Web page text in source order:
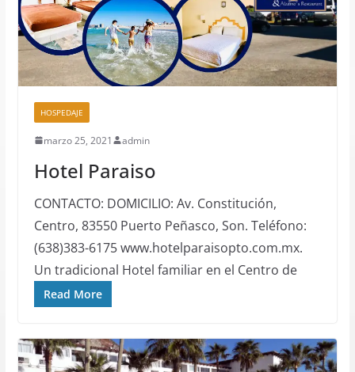
HOSPEDAJE
marzo 25, 2021 admin
Hotel Paraiso
CONTACTO: DOMICILIO: Av. Constitución,
Centro, 83550 Puerto Peñasco, Son. Teléfono:
(638)383-6175 www.hotelparaisopto.com.mx.
Un tradicional Hotel familiar en el Centro de
Read More